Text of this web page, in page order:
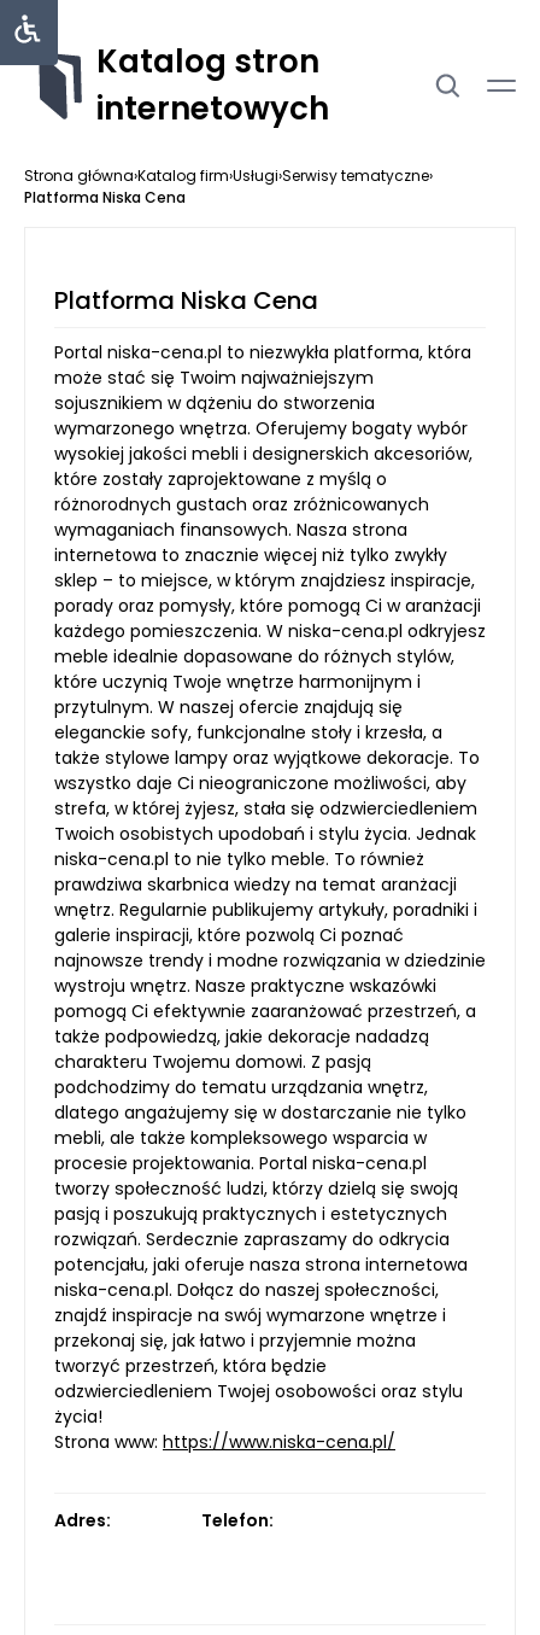
Katalog stron
internetowych
Strona główna›Katalog firm›Usługi›Serwisy tematyczne›
Platforma Niska Cena
Platforma Niska Cena
Portal niska-cena.pl to niezwykła platforma, która
może stać się Twoim najważniejszym
sojusznikiem w dążeniu do stworzenia
wymarzonego wnętrza. Oferujemy bogaty wybór
wysokiej jakości mebli i designerskich akcesoriów,
które zostały zaprojektowane z myślą o
różnorodnych gustach oraz zróżnicowanych
wymaganiach finansowych. Nasza strona
internetowa to znacznie więcej niż tylko zwykły
sklep – to miejsce, w którym znajdziesz inspiracje,
porady oraz pomysły, które pomogą Ci w aranżacji
każdego pomieszczenia. W niska-cena.pl odkryjesz
meble idealnie dopasowane do różnych stylów,
które uczynią Twoje wnętrze harmonijnym i
przytulnym. W naszej ofercie znajdują się
eleganckie sofy, funkcjonalne stoły i krzesła, a
także stylowe lampy oraz wyjątkowe dekoracje. To
wszystko daje Ci nieograniczone możliwości, aby
strefa, w której żyjesz, stała się odzwierciedleniem
Twoich osobistych upodobań i stylu życia. Jednak
niska-cena.pl to nie tylko meble. To również
prawdziwa skarbnica wiedzy na temat aranżacji
wnętrz. Regularnie publikujemy artykuły, poradniki i
galerie inspiracji, które pozwolą Ci poznać
najnowsze trendy i modne rozwiązania w dziedzinie
wystroju wnętrz. Nasze praktyczne wskazówki
pomogą Ci efektywnie zaaranżować przestrzeń, a
także podpowiedzą, jakie dekoracje nadadzą
charakteru Twojemu domowi. Z pasją
podchodzimy do tematu urządzania wnętrz,
dlatego angażujemy się w dostarczanie nie tylko
mebli, ale także kompleksowego wsparcia w
procesie projektowania. Portal niska-cena.pl
tworzy społeczność ludzi, którzy dzielą się swoją
pasją i poszukują praktycznych i estetycznych
rozwiązań. Serdecznie zapraszamy do odkrycia
potencjału, jaki oferuje nasza strona internetowa
niska-cena.pl. Dołącz do naszej społeczności,
znajdź inspiracje na swój wymarzone wnętrze i
przekonaj się, jak łatwo i przyjemnie można
tworzyć przestrzeń, która będzie
odzwierciedleniem Twojej osobowości oraz stylu
życia!
Strona www: https://www.niska-cena.pl/
Adres: Telefon: